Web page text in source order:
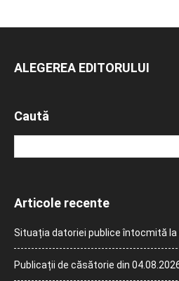
ALEGEREA EDITORULUI
Caută
Articole recente
Situația datoriei publice întocmită la
Publicații de căsătorie din